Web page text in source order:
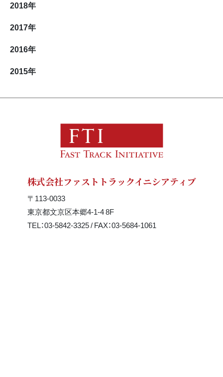
2018年
2017年
2016年
2015年
株式会社ファストトラックイニシアティブ
〒113-0033
東京都文京区本郷4-1-4 8F
TEL：03-5842-3325 / FAX：03-5684-1061